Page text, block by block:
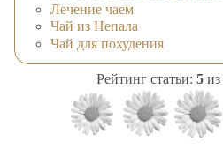
Лечение чаем
Чай из Непала
Чай для похудения
Рейтинг статьи: 5 из